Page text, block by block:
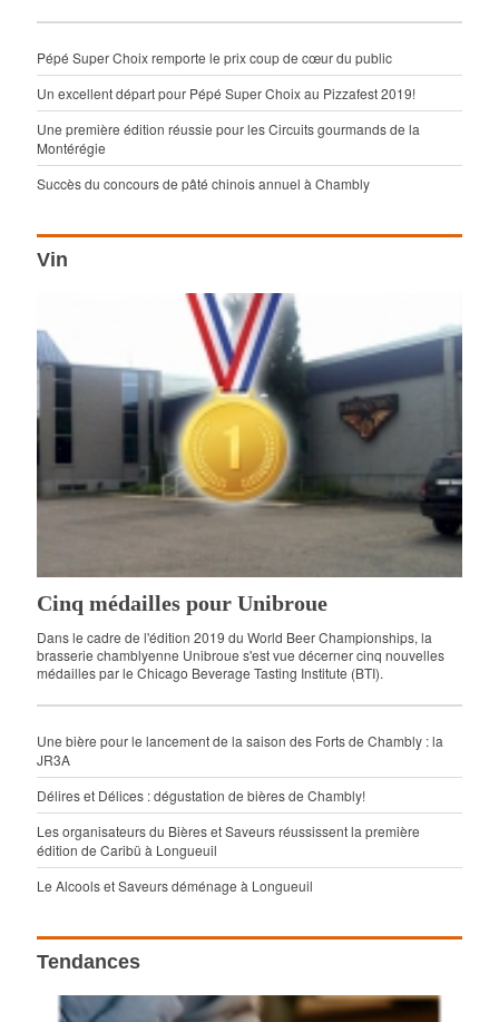
Pépé Super Choix remporte le prix coup de cœur du public
Un excellent départ pour Pépé Super Choix au Pizzafest 2019!
Une première édition réussie pour les Circuits gourmands de la
Montérégie
Succès du concours de pâté chinois annuel à Chambly
Vin
Cinq médailles pour Unibroue
Dans le cadre de l'édition 2019 du World Beer Championships, la
brasserie chamblyenne Unibroue s'est vue décerner cinq nouvelles
médailles par le Chicago Beverage Tasting Institute (BTI).
Une bière pour le lancement de la saison des Forts de Chambly : la
JR3A
Délires et Délices : dégustation de bières de Chambly!
Les organisateurs du Bières et Saveurs réussissent la première
édition de Caribü à Longueuil
Le Alcools et Saveurs déménage à Longueuil
Tendances